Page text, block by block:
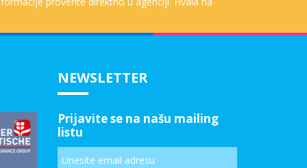
NEWSLETTER
Prijavite se na našu mailing
listu